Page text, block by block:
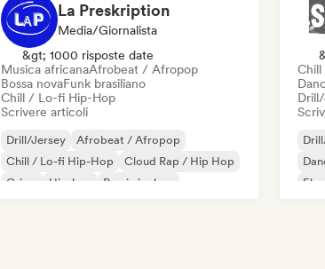
La Preskription
Media/Giornalista
&gt; 1000 risposte date
Musica africanaAfrobeat / Afropop
Bossa novaFunk brasiliano
Chill / Lo-fi Hip-Hop
Scrivere articoli
Drill/Jersey
Afrobeat / Afropop
Chill / Lo-fi Hip-Hop
Cloud Rap / Hip Hop
Grime
Hip-hop
Rap in inglese